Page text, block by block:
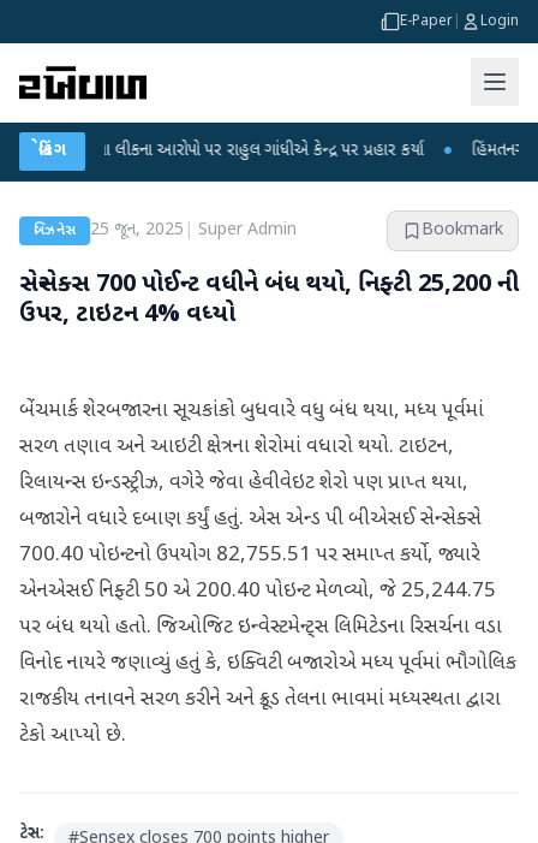
E-Paper Login
બ્રેકિંગ
પરીક્ષા લીકના આરોપો પર રાહુલ ગાંધીએ કેન્દ્ર પર પ્રહાર કર્યા ● હિંમતનગરમાં
બિઝનેસ 25 જૂન, 2025 Super Admin Bookmark
સેન્સેક્સ 700 પોઈન્ટ વધીને બંધ થયો, નિફ્ટી 25,200 ની
ઉપર, ટાઇટન 4% વધ્યો
બેંચમાર્ક શેરબજારના સૂચકાંકો બુધવારે વધુ બંધ થયા, મધ્ય પૂર્વમાં
સરળ તણાવ અને આઇટી ક્ષેત્રના શેરોમાં વધારો થયો. ટાઇટન,
રિલાયન્સ ઇન્ડસ્ટ્રીઝ, વગેરે જેવા હેવીવેઇટ શેરો પણ પ્રાપ્ત થયા,
બજારોને વધારે દબાણ કર્યું હતું. એસ એન્ડ પી બીએસઈ સેન્સેક્સે
700.40 પોઇન્ટનો ઉપયોગ 82,755.51 પર સમાપ્ત કર્યો, જ્યારે
એનએસઈ નિફ્ટી 50 એ 200.40 પોઇન્ટ મેળવ્યો, જે 25,244.75
પર બંધ થયો હતો. જિઓજિટ ઇન્વેસ્ટમેન્ટ્સ લિમિટેડના રિસર્ચના વડા
વિનોદ નાયરે જણાવ્યું હતું કે, ઇક્વિટી બજારોએ મધ્ય પૂર્વમાં ભૌગોલિક
રાજકીય તનાવને સરળ કરીને અને ક્રૂડ તેલના ભાવમાં મધ્યસ્થતા દ્વારા
ટેકો આપ્યો છે.
ટેગ્સ: